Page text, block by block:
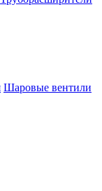
Шаровые вентили